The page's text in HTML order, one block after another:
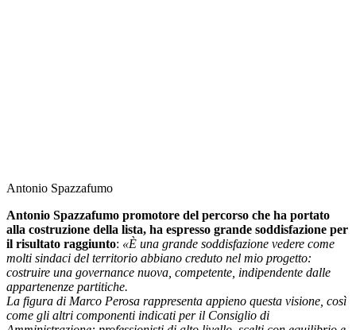
Antonio Spazzafumo
Antonio Spazzafumo promotore del percorso che ha portato
alla costruzione della lista, ha espresso grande soddisfazione per
il risultato raggiunto: «È una grande soddisfazione vedere come
molti sindaci del territorio abbiano creduto nel mio progetto:
costruire una governance nuova, competente, indipendente dalle
appartenenze partitiche.
La figura di Marco Perosa rappresenta appieno questa visione, così
come gli altri componenti indicati per il Consiglio di